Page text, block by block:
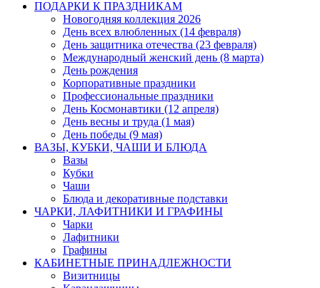
ПОДАРКИ К ПРАЗДНИКАМ
Новогодняя коллекция 2026
День всех влюбленных (14 февраля)
День защитника отечества (23 февраля)
Международный женский день (8 марта)
День рождения
Корпоративные праздники
Профессиональные праздники
День Космонавтики (12 апреля)
День весны и труда (1 мая)
День победы (9 мая)
ВАЗЫ, КУБКИ, ЧАШИ И БЛЮДА
Вазы
Кубки
Чаши
Блюда и декоративные подставки
ЧАРКИ, ЛАФИТНИКИ И ГРАФИНЫ
Чарки
Лафитники
Графины
КАБИНЕТНЫЕ ПРИНАДЛЕЖНОСТИ
Визитницы